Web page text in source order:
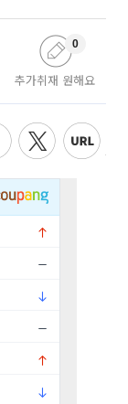
추가취재 원해요
0